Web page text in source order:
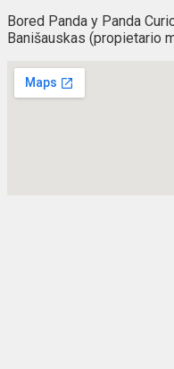
Bored Panda y Panda
Banišauskas (propietario